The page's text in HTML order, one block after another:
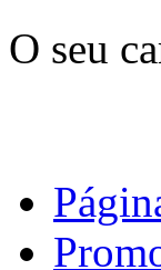
O seu